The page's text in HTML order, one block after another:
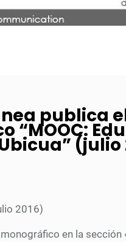
publica
“MOOC:
(julio
2016)
en la